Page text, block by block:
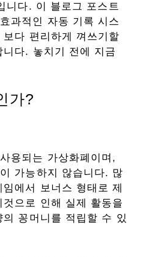
니다. 이 블로그 포스트
과적인 자동 기록 시스
다 편리하게 껴쓰기할
다. 놓치기 전에 지금
가?
용되는 가상화폐이며,
가능하지 않습니다. 많
에서 보너스 형태로 제
으로 인해 실제 활동을
꽁머니를 적립할 수 있